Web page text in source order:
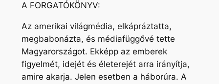
A FORGATÓKÖNYV:
Az amerikai világmédia, elkápráztatta,
megbabonázta, és médiafüggővé tette
Magyarországot. Ekképp az emberek
figyelmét, idejét és életerejét arra irányítja,
amire akarja. Jelen esetben a háborúra. A